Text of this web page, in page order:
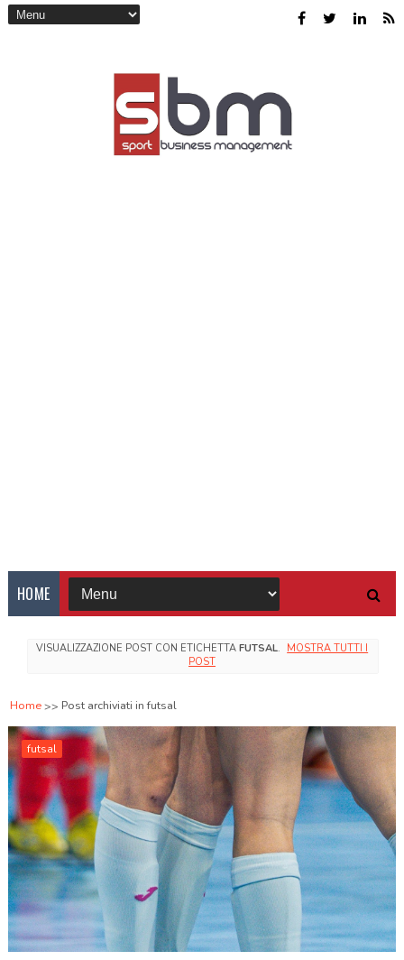
HOME
VISUALIZZAZIONE POST CON ETICHETTA FUTSAL. MOSTRA TUTTI I
POST
Home Post archiviati in futsal
futsal